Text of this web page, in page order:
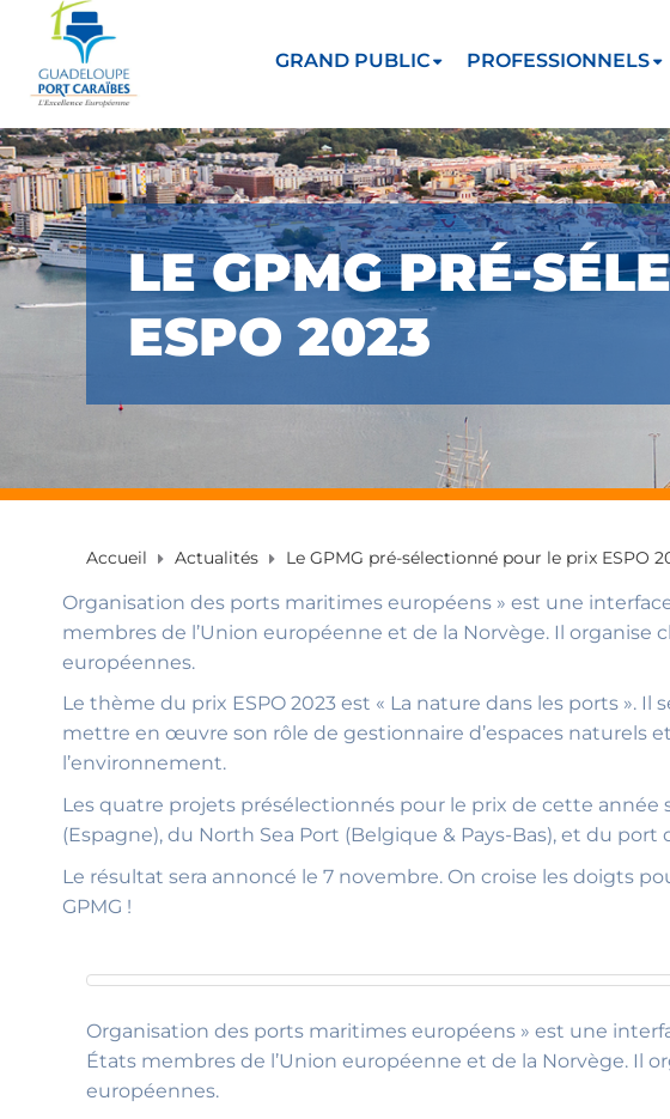
GRAND PUBLIC PROFESSIONNELS
LE GPMG PRÉ-
ESPO 2023
Accueil Actualités Le GPMG pré-sélectionné pour le prix ESPO
Organisation des ports maritimes européens » est une
membres de l’Union européenne et de la Norvège. Il
européennes.
Le thème du prix ESPO 2023 est « La nature dans les ports ».
mettre en œuvre son rôle de gestionnaire d’espaces naturels
l’environnement.
Les quatre projets présélectionnés pour le prix de cette
(Espagne), du North Sea Port (Belgique & Pays-Bas), et du port
Le résultat sera annoncé le 7 novembre. On croise les doigts
GPMG !
Organisation des ports maritimes européens » est une
États membres de l’Union européenne et de la Norvège. Il
européennes.